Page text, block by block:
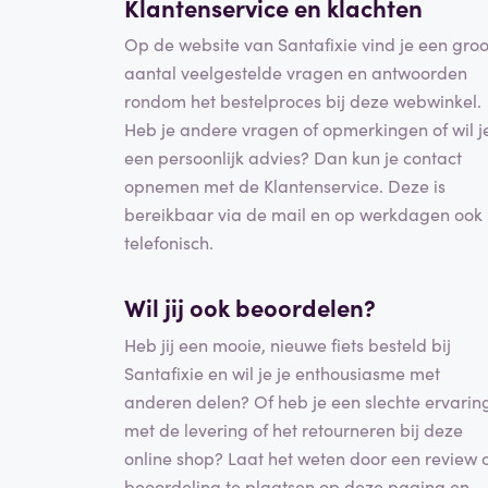
Klantenservice en klachten
Op de website van Santafixie vind je een
aantal veelgestelde vragen en antwoorden
rondom het bestelproces bij deze webwinkel.
Heb je andere vragen of opmerkingen of wil
een persoonlijk advies? Dan kun je contact
opnemen met de Klantenservice. Deze is
bereikbaar via de mail en op werkdagen ook
telefonisch.
Wil jij ook beoordelen?
Heb jij een mooie, nieuwe fiets besteld bij
Santafixie en wil je je enthousiasme met
anderen delen? Of heb je een slechte
met de levering of het retourneren bij deze
online shop? Laat het weten door een review